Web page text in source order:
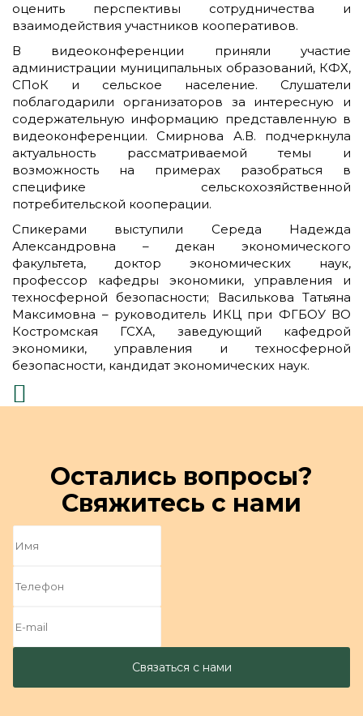
оценить перспективы сотрудничества и
взаимодействия участников кооперативов.
В видеоконференции приняли участие
администрации муниципальных образований, КФХ,
СПоК и сельское население. Слушатели
поблагодарили организаторов за интересную и
содержательную информацию представленную в
видеоконференции. Смирнова А.В. подчеркнула
актуальность рассматриваемой темы и
возможность на примерах разобраться в
специфике сельскохозяйственной
потребительской кооперации.
Спикерами выступили Середа Надежда
Александровна – декан экономического
факультета, доктор экономических наук,
профессор кафедры экономики, управления и
техносферной безопасности; Василькова Татьяна
Максимовна – руководитель ИКЦ при ФГБОУ ВО
Костромская ГСХА, заведующий кафедрой
экономики, управления и техносферной
безопасности, кандидат экономических наук.
Остались вопросы?
Свяжитесь с нами